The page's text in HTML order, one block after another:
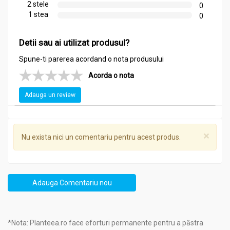
Ulei salvie 100ml - NERA PLANT
Ce ingrediente conţine?
Salvie (Salvia officinalis) – 10%, excipient: ulei de floarea
soarelui presat la rece.
Recomandari
Ulei salvie 100ml - NERA PLANT
Stres oxidativ
2 stele
0
1 stea
0
Detii sau ai utilizat produsul?
Spune-ti parerea acordand o nota produsului
Acorda o nota
Adauga un review
×
Nu exista nici un comentariu pentru acest produs.
Adauga Comentariu nou
*Nota: Planteea.ro face eforturi permanente pentru a păstra